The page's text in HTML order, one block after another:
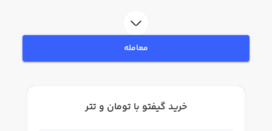
در بازار رابکس، قیمت لحظه‌ای، نمودار و امکانات فروش گیفتو نیز در دسترس شما
قرار دارد تا بتوانید تصمیمات بهتری در معاملات خود بگیرید.
معامله
خرید گیفتو با تومان و تتر